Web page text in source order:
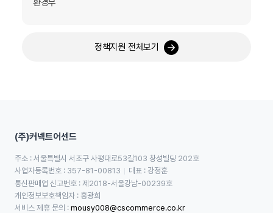
환경부
정책지원 전체보기
(주)커넥트어센드
주소 : 서울특별시 서초구 사평대로53길103 창성빌딩 202호
사업자등록번호 : 357-81-00813
대표 : 강정훈
통신판매업 신고번호 : 제2018-서울강남-00239호
개인정보보호책임자 : 홍광희
서비스 제휴 문의 : mousy008@cscommerce.co.kr